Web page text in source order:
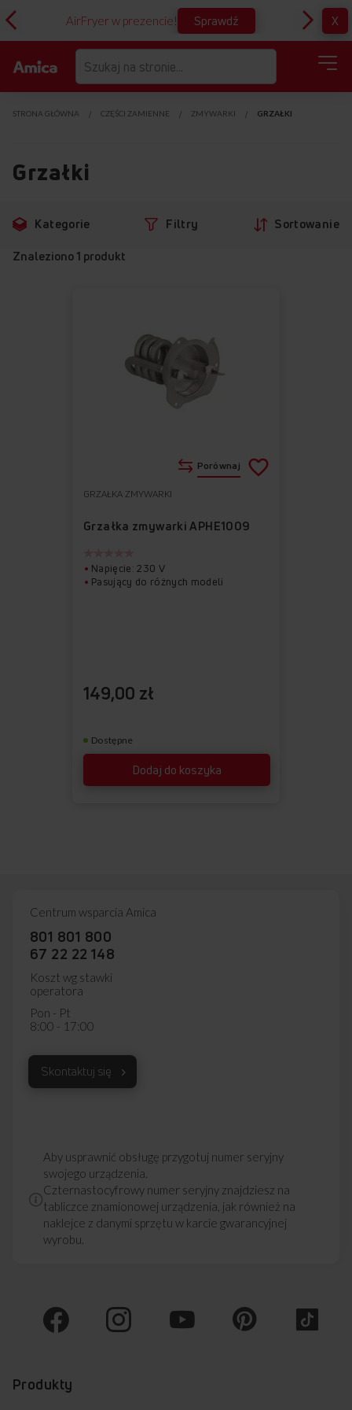
AirFryer w prezencie! Sprawdź X
STRONA GŁÓWNA CZĘŚCI ZAMIENNE ZMYWARKI GRZAŁKI
Grzałki
do
Kategorie Filtry Sortowanie
Znaleziono 1 produkt
GRZAŁKA ZMYWARKI
Grzałka zmywarki APHE1009
Dodaj do koszyka
Napięcie: 230 V
Pasujący do różnych modeli
149,00 zł
Dostępne
Porównaj
do
Centrum wsparcia Amica
801 801 800
67 22 22 148
Koszt wg stawki
operatora
Pon - Pt
8:00 - 17:00
Skontaktuj się
Aby usprawnić obsługę przygotuj numer seryjny
swojego urządzenia.
Czternastocyfrowy numer seryjny znajdziesz na
tabliczce znamionowej urządzenia, jak również na
naklejce z danymi sprzętu w karcie gwarancyjnej
wyrobu.
Produkty